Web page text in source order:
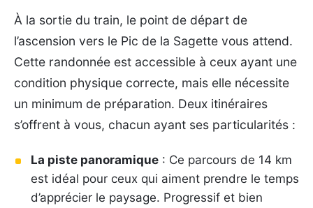
À la sortie du train, le point de départ de
l’ascension vers le Pic de la Sagette vous attend.
Cette randonnée est accessible à ceux ayant une
condition physique correcte, mais elle nécessite
un minimum de préparation. Deux itinéraires
s’offrent à vous, chacun ayant ses particularités :
La piste panoramique : Ce parcours de 14 km
est idéal pour ceux qui aiment prendre le temps
d’apprécier le paysage. Progressif et bien